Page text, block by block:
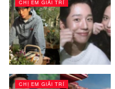
CHỊ EM GIẢI TRÍ
CHỊ EM GIẢI TRÍ